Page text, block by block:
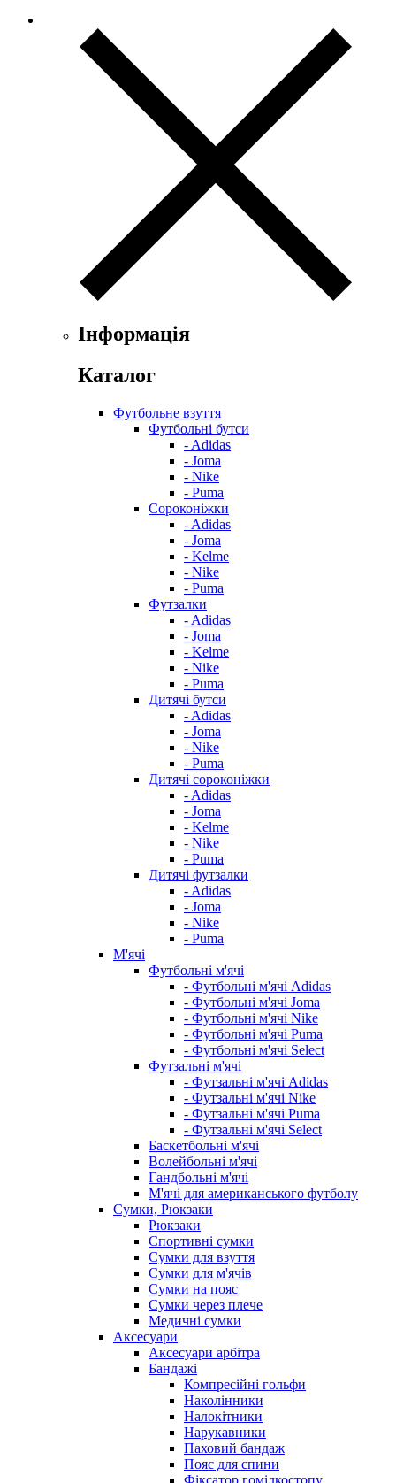
Інформація
Каталог
Футбольне взуття
Футбольні бутси
- Adidas
- Joma
- Nike
- Puma
Сороконіжки
- Adidas
- Joma
- Kelme
- Nike
- Puma
Футзалки
- Adidas
- Joma
- Kelme
- Nike
- Puma
Дитячі бутси
- Adidas
- Joma
- Nike
- Puma
Дитячі сороконіжки
- Adidas
- Joma
- Kelme
- Nike
- Puma
Дитячі футзалки
- Adidas
- Joma
- Nike
- Puma
М'ячі
Футбольні м'ячі
- Футбольні м'ячі Adidas
- Футбольні м'ячі Joma
- Футбольні м'ячі Nike
- Футбольні м'ячі Puma
- Футбольні м'ячі Select
Футзальні м'ячі
- Футзальні м'ячі Adidas
- Футзальні м'ячі Nike
- Футзальні м'ячі Puma
- Футзальні м'ячі Select
Баскетбольні м'ячі
Волейбольні м'ячі
Гандбольні м'ячі
М'ячі для американського футболу
Сумки, Рюкзаки
Рюкзаки
Спортивні сумки
Сумки для взуття
Сумки для м'ячів
Сумки на пояс
Сумки через плече
Медичні сумки
Аксесуари
Аксесуари арбітра
Бандажі
Компресійні гольфи
Наколінники
Налокітники
Нарукавники
Паховий бандаж
Пояс для спини
Фіксатор гомілкостопу